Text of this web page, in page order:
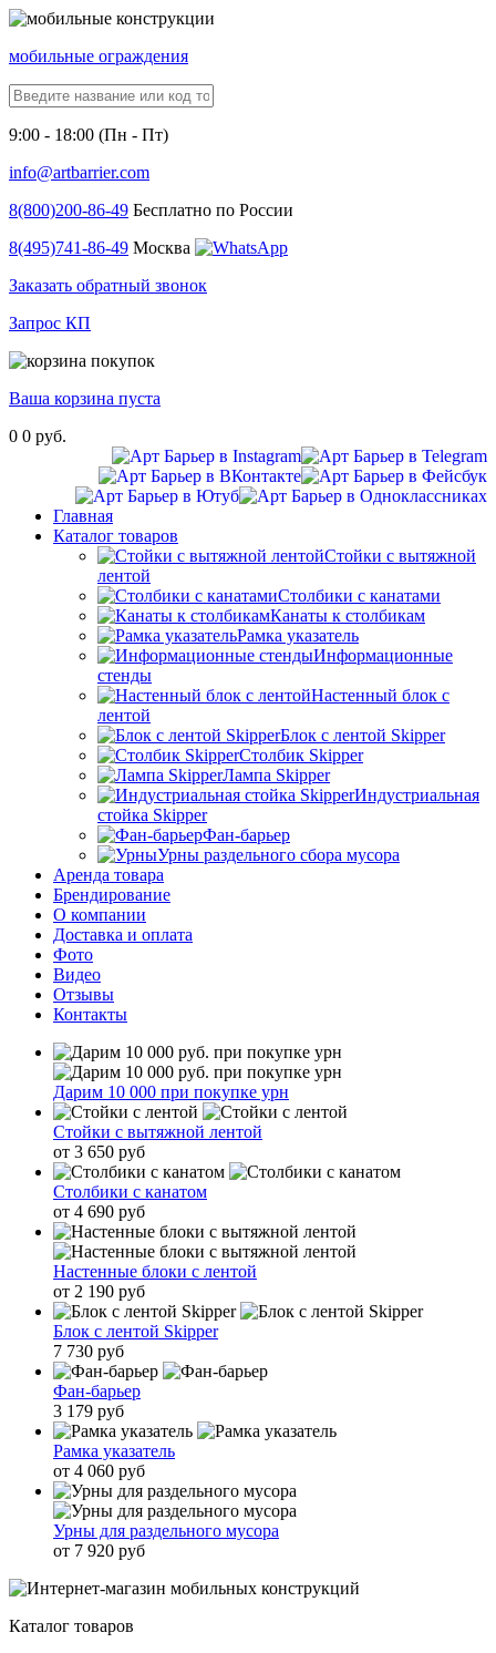
мобильные ограждения
9:00 - 18:00 (Пн - Пт)
info@artbarrier.com
8(800)200-86-49 Бесплатно по России
8(495)741-86-49 Москва
Заказать обратный звонок
Запрос КП
Ваша корзина пуста
0 0 руб.
Главная
Каталог товаров
Стойки с вытяжной
лентой
Столбики с канатами
Канаты к столбикам
Рамка указатель
Информационные
стенды
Настенный блок с
лентой
Блок с лентой Skipper
Столбик Skipper
Лампа Skipper
Индустриальная
стойка Skipper
Фан-барьер
Урны раздельного сбора мусора
Аренда товара
Брендирование
О компании
Доставка и оплата
Фото
Видео
Отзывы
Контакты
Дарим 10 000 при покупке урн
Стойки с вытяжной лентой
от 3 650 руб
Столбики с канатом
от 4 690 руб
Настенные блоки с лентой
от 2 190 руб
Блок с лентой Skipper
7 730 руб
Фан-барьер
3 179 руб
Рамка указатель
от 4 060 руб
Урны для раздельного мусора
от 7 920 руб
Каталог товаров